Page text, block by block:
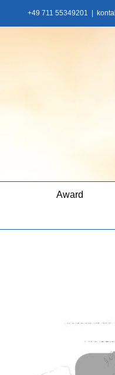
Inhalt
+49 711 55349201
Award